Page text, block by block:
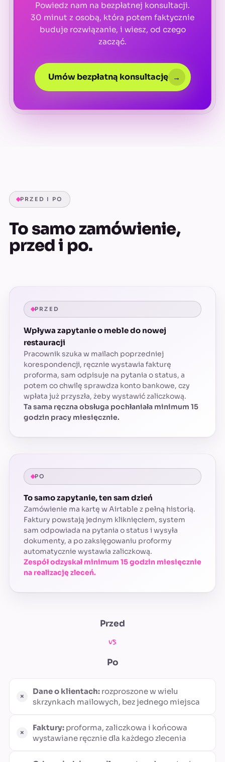
Powiedz nam na bezpłatnej konsultacji.
30 minut z osobą, która potem faktycznie
buduje rozwiązanie, i wiesz, od czego
zacząć.
Umów bezpłatną konsultację →
PRZED I PO
To samo zamówienie,
przed i po.
PRZED
Wpływa zapytanie o meble do nowej
restauracji
Pracownik szuka w mailach poprzedniej
korespondencji, ręcznie wystawia fakturę
proforma, sam odpisuje na pytania o status, a
potem co chwilę sprawdza konto bankowe, czy
wpłata już przyszła, żeby wystawić zaliczkową.
Ta sama ręczna obsługa pochłaniała minimum 15
godzin pracy miesięcznie.
PO
To samo zapytanie, ten sam dzień
Zamówienie ma kartę w Airtable z pełną historią.
Faktury powstają jednym kliknięciem, system
sam odpowiada na pytania o status i wysyła
dokumenty, a po zaksięgowaniu proformy
automatycznie wystawia zaliczkową.
Zespół odzyskał minimum 15 godzin miesięcznie
na realizację zleceń.
Przed
vs
Po
Dane o klientach: rozproszone w wielu
skrzynkach mailowych, bez jednego miejsca
Faktury: proforma, zaliczkowa i końcowa
wystawiane ręcznie dla każdego zlecenia